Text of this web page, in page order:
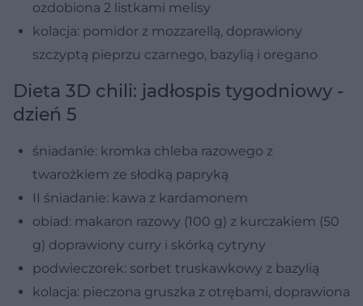
ozdobiona 2 listkami melisy
kolacja: pomidor z mozzarellą, doprawiony
szczyptą pieprzu czarnego, bazylią i oregano
Dieta 3D chili: jadłospis tygodniowy -
dzień 5
śniadanie: kromka chleba razowego z
twarożkiem ze słodką papryką
II śniadanie: kawa z kardamonem
obiad: makaron razowy (100 g) z kurczakiem (50
g) doprawiony curry i skórką cytryny
podwieczorek: sorbet truskawkowy z bazylią
kolacja: pieczona gruszka z otrębami, doprawiona